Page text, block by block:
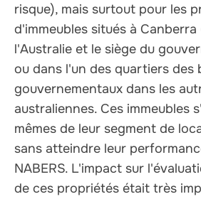
risque), mais surtout pour les
d'immeubles situés à
l'Australie et le siège du
ou dans l'un des quartiers des
gouvernementaux dans les
australiennes. Ces immeubles
mêmes de leur segment de
sans atteindre leur
NABERS. L'impact sur
de ces propriétés était très